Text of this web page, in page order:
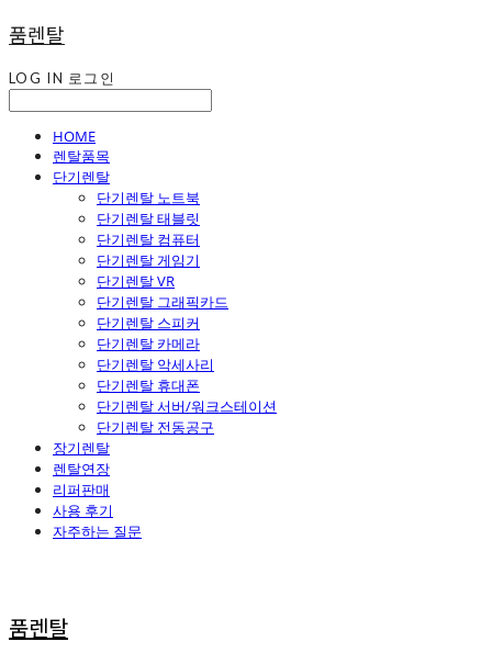
품렌탈
LOG IN 로그인
HOME
렌탈품목
단기렌탈
단기렌탈 노트북
단기렌탈 태블릿
단기렌탈 컴퓨터
단기렌탈 게임기
단기렌탈 VR
단기렌탈 그래픽카드
단기렌탈 스피커
단기렌탈 카메라
단기렌탈 악세사리
단기렌탈 휴대폰
단기렌탈 서버/워크스테이션
단기렌탈 전동공구
장기렌탈
렌탈연장
리퍼판매
사용 후기
자주하는 질문
품렌탈